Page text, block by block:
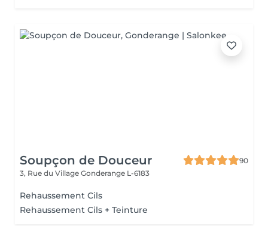
Soupçon de Douceur
90
3, Rue du Village Gonderange L-6183
Rehaussement Cils
Rehaussement Cils + Teinture